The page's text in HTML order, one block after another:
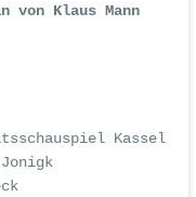
von Klaus Mann
Kassel
Jonigk